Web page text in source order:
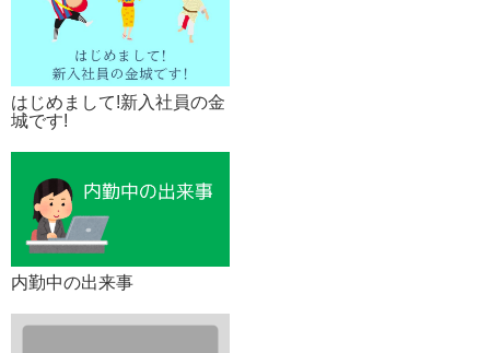
はじめまして!新入社員の金
城です!
内勤中の出来事